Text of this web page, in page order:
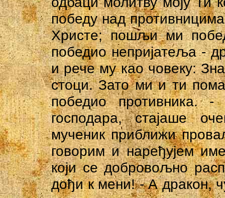
победу над
Христе; пошљи ми
победио непријатеља -
и рече му као човеку:
стоци. Зато ми и ти
победио противника.
господара, стајаше
мученик приближи
говорим и нapeђуjeм
који се добровољно
дођи к мени! - А дракон,